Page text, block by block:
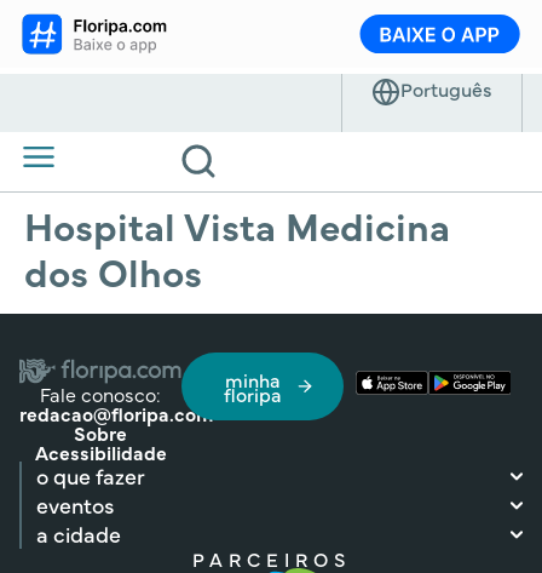
Hospital Vista Medicina
dos Olhos
Fale conosco:
redacao@floripa.com
Sobre
Acessibilidade
minha
floripa
o que fazer
eventos
a cidade
PARCEIROS